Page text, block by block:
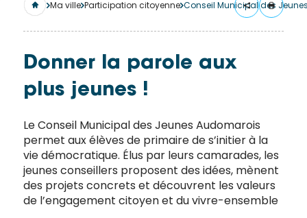
Ma ville Participation citoyenne
Donner la parole aux
plus jeunes !
Le Conseil Municipal des Jeunes Audomarois
permet aux élèves de primaire de s’initier à la
vie démocratique. Élus par leurs camarades, les
jeunes conseillers proposent des idées, mènent
des projets concrets et découvrent les valeurs
de l’engagement citoyen et du vivre-ensemble
merci
ce
formulaire.
un
mail
avec
un lien
vers la
publication.